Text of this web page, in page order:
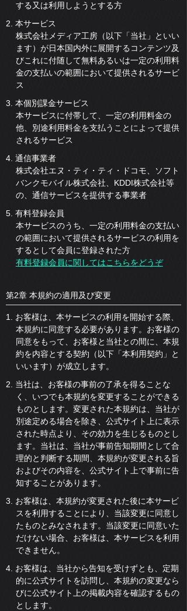
する又は利用しようとする方
2. 本サービス
株式会社メディア工房（以下「当社」といい
ます）が日本国内外に展開するコンテンツ及
びこれに付随して無料あるいは一定の利用料
金の支払いの範囲において提供されるサービ
ス
3. 本個別課金サービス
本サービスに付帯して、一定の利用料金の
他、別途利用料金を支払うことによって提供
されるサービス
4. 通信事業者
株式会社エヌ・ティ・ティ・ドコモ、ソフト
バンクモバイル株式会社、KDDI株式会社等
の、通信サービスを提供する事業者
5. 有料登録会員
本サービスのうち、一定の利用料金の支払い
の範囲において提供されるサービスの利用を
するとして会員に登録された方
有料登録会員に関してはこちらをどうぞ
第2章 本規約の適用及び変更
1. お客様は、本サービスの利用を開始する際、
本規約に同意する必要があります。お客様の
同意をもって、お客様と当社との間に、本規
約を内容とする契約（以下「本利用契約」と
いいます）が成立します。
2. 当社は、お客様の事前の了承を得ることな
く、いつでも本規約を変更することができる
ものとします。変更された本規約は、当社が
別途定める場合を除き、公式サイト上に表示
された時点より、その効力を生じるものとし
ます。当社は、当社が事前告知期間として合
理的と判断する期間、本規約が変更される旨
およびその内容を、公式サイト上で事前に告
知することがあります。
3. お客様は、本規約が変更された後に本サービ
スを利用することにより、当該変更に同意し
たものとみなされます。当該変更に同意いた
だけない場合、お客様は、本サービスを利用
できません。
4. お客様は、当社から告知を受けずとも、定期
的に公式サイトを訪問し、本規約の変更なら
びに公式サイト上の掲載内容を確認するもの
とします。